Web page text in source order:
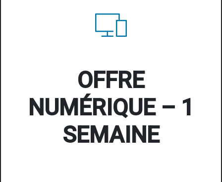
OFFRE
NUMÉRIQUE – 1
SEMAINE